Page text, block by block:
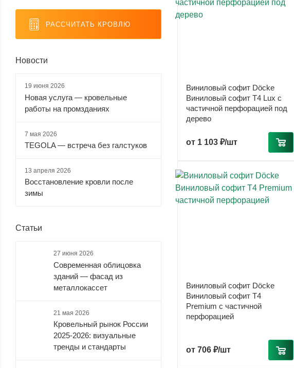
Виниловый софит Döcke
Виниловый софит T4 Lux с
частичной перфорацией под
дерево
от 1 103 ₽/шт
Виниловый софит Döcke
Виниловый софит T4
Premium с частичной
перфорацией
от 706 ₽/шт
РАССЧИТАТЬ КРОВЛЮ
Новости
19 июня 2026
Новая услуга — кровельные
работы на промзданиях
7 мая 2026
TEGOLA — встреча без галстуков
13 апреля 2026
Восстановление кровли после
зимы
Статьи
27 июня 2026
Современная облицовка
зданий — фасад из
металлокассет
21 мая 2026
Кровельный рынок России
2025-2026: визуальные
тренды и стандарты